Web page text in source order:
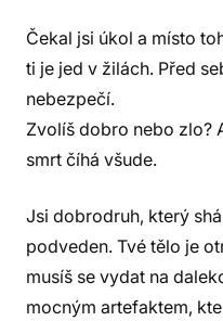
Čekal jsi úkol a místo
ti je jed v žilách. Před
nebezpečí.
Zvolíš dobro nebo zlo?
smrt číhá všude.
Jsi dobrodruh, který
podveden. Tvé tělo je
musíš se vydat na
mocným artefaktem,